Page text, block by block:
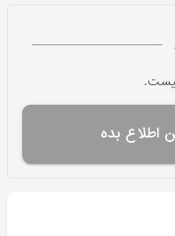
اطلاع بده